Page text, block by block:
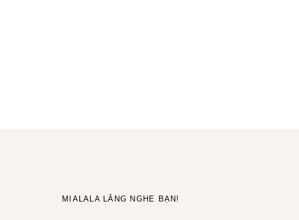
MIALALA LẮNG NGHE BẠN!